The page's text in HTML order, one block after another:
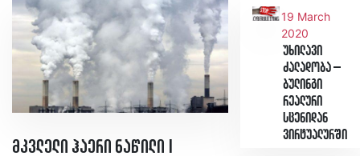
მკვლელი ჰაერი ნაწილი I
19 March
2020
უხილავი
ძალადობა –
ბულინგი
რეალური
სცენიდან
ვირტუალურში